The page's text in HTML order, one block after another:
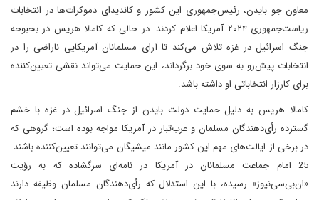
معاون جو بایدن، رئیس‌جمهوری این کشور و کاندیدای دموکرات‌ها در انتخابات
ریاست‌جمهوری ۲۰۲۴ آمریکا اعلام کردند. در حالی که کامالا هریس در بحبوحه
جنگ اسرائیل در غزه تلاش می‌کند تا آرای مسلمانان آمریکایی ناراضی را در
انتخابات پیش‌رو به سوی خود برگرداند، این حمایت می‌تواند نقشی تعیین‌کننده
برای کارزار انتخاباتی او داشته باشد.
کامالا هریس به دلیل حمایت دولت بایدن از جنگ اسرائیل در غزه با خشم
گسترده رأی‌دهندگان مسلمان و عرب‌تبار در آمریکا مواجه بوده است؛ گروهی که
در برخی از ایالت‌های مهم این کشور مانند میشیگان می‌توانند تعیین‌کننده باشند.
25 امام جماعت مسلمانان در آمریکا در نامه‌ای سرگشاده که به رؤیت
«ان‌بی‌سی‌نیوز» رسیده، با این استدلال که رأی‌دهندگان مسلمان وظیفه دارند